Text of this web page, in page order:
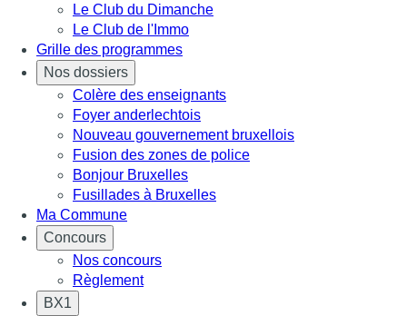
Le Club du Dimanche
Le Club de l'Immo
Grille des programmes
Nos dossiers
Colère des enseignants
Foyer anderlechtois
Nouveau gouvernement bruxellois
Fusion des zones de police
Bonjour Bruxelles
Fusillades à Bruxelles
Ma Commune
Concours
Nos concours
Règlement
BX1